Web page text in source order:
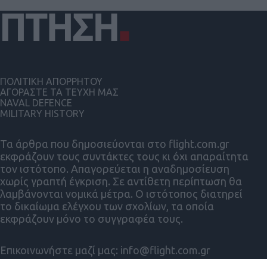
Τα άρθρα που δημοσιεύονται στο flight.com.gr
εκφράζουν τους συντάκτες τους κι όχι απαραίτητα
τον ιστότοπο. Απαγορεύεται η αναδημοσίευση
χωρίς γραπτή έγκριση. Σε αντίθετη περίπτωση θα
λαμβάνονται νομικά μέτρα. Ο ιστότοπος διατηρεί
το δικαίωμα ελέγχου των σχολίων, τα οποία
εκφράζουν μόνο το συγγραφέα τους.
Επικοινωνήστε μαζί μας: info@flight.com.gr
ΠΟΛΙΤΙΚΗ ΑΠΟΡΡΗΤΟΥ
ΑΓΟΡΑΣΤΕ ΤΑ ΤΕΥΧΗ ΜΑΣ
NAVAL DEFENCE
MILITARY HISTORY